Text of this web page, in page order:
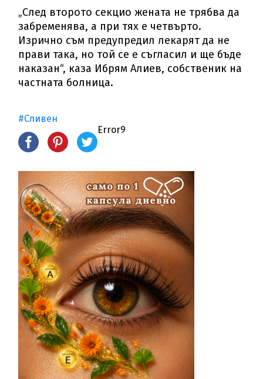
„След второто секцио жената не трябва да
забременява, а при тях е четвърто.
Изрично съм предупредил лекарят да не
прави така, но той се е съгласил и ще бъде
наказан“, каза Ибрям Алиев, собственик на
частната болница.
#Сливен
Error9